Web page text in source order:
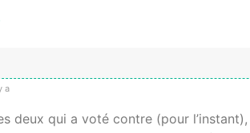
a
deux qui a voté contre (pour